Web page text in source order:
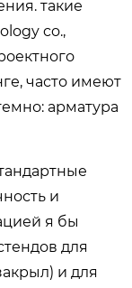
такие
co.,
часто имеют
арматура
и
я бы
для
и для